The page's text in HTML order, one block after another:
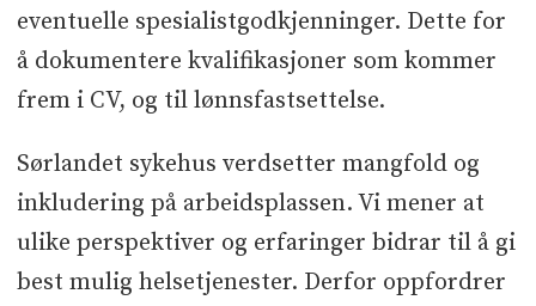
eventuelle spesialistgodkjenninger. Dette for
å dokumentere kvalifikasjoner som kommer
frem i CV, og til lønnsfastsettelse.
Sørlandet sykehus verdsetter mangfold og
inkludering på arbeidsplassen. Vi mener at
ulike perspektiver og erfaringer bidrar til å gi
best mulig helsetjenester. Derfor oppfordrer